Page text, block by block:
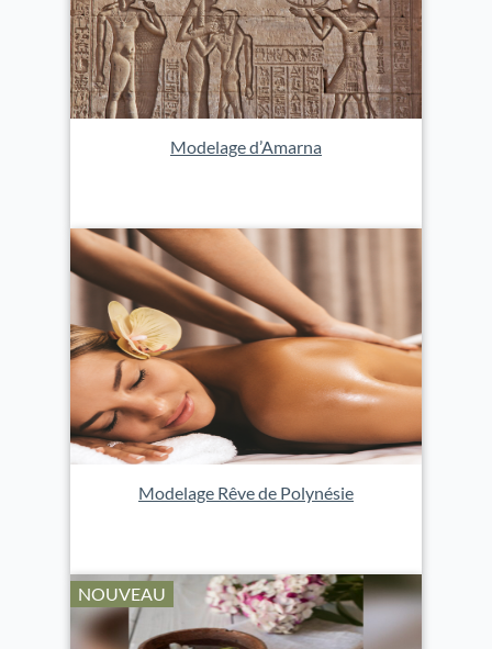
Modelage d’Amarna
Modelage Rêve de Polynésie
NOUVEAU